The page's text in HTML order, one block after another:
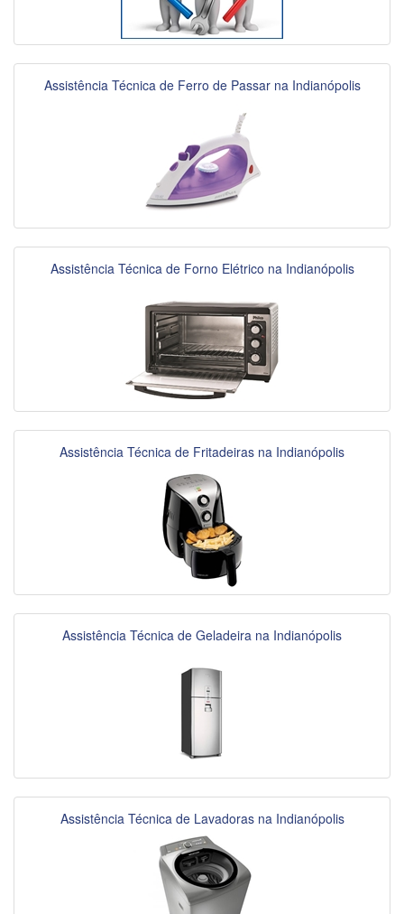
Assistência Técnica de Ferro de Passar na Indianópolis
Assistência Técnica de Forno Elétrico na Indianópolis
Assistência Técnica de Fritadeiras na Indianópolis
Assistência Técnica de Geladeira na Indianópolis
Assistência Técnica de Lavadoras na Indianópolis